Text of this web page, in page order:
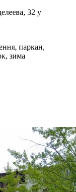
32 у
паркан,
зима